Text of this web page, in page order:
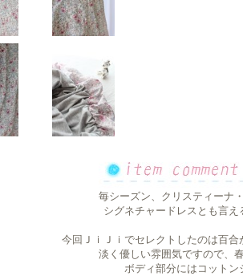
毎シーズン、クリスティーナ
シグネチャードレスとも言え
今回ＪｉＪｉでセレクトしたのは百合
淡く優しい雰囲気ですので、
ボディ部分にはコットン